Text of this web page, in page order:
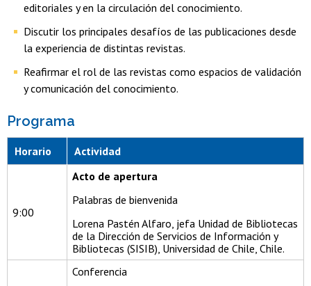
editoriales y en la circulación del conocimiento.
Discutir los principales desafíos de las publicaciones desde
la experiencia de distintas revistas.
Reafirmar el rol de las revistas como espacios de validación
y comunicación del conocimiento.
Programa
Horario Actividad
9:00
Acto de apertura
Palabras de bienvenida
Lorena Pastén Alfaro, jefa Unidad de Bibliotecas
de la Dirección de Servicios de Información y
Bibliotecas (SISIB), Universidad de Chile, Chile.
Conferencia